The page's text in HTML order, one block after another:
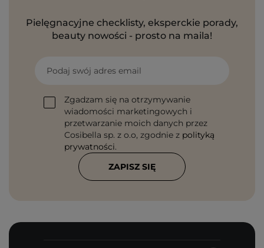
Pielęgnacyjne checklisty, eksperckie porady,
beauty nowości - prosto na maila!
Podaj swój adres email
Zgadzam się na otrzymywanie
wiadomości marketingowych i
przetwarzanie moich danych przez
Cosibella sp. z o.o, zgodnie z polityką
prywatności.
ZAPISZ SIĘ